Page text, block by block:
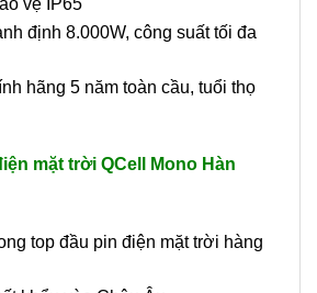
vệ IP65
định 8.000W, công suất tối đa
hãng 5 năm toàn cầu, tuổi thọ
mặt trời QCell Mono Hàn
top đầu pin điện mặt trời hàng